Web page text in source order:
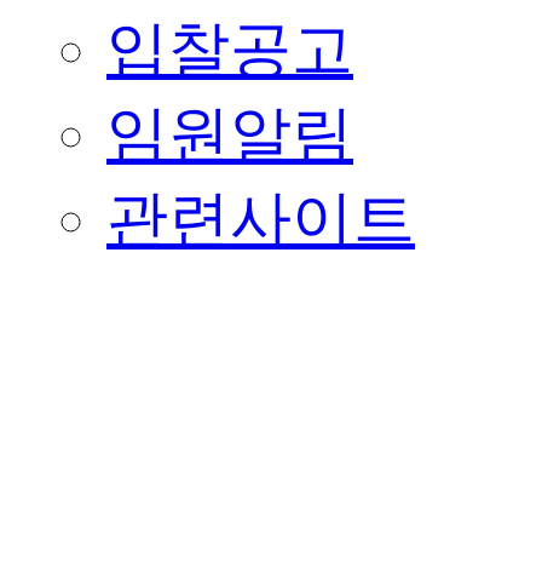
입찰공고
임원알림
관련사이트